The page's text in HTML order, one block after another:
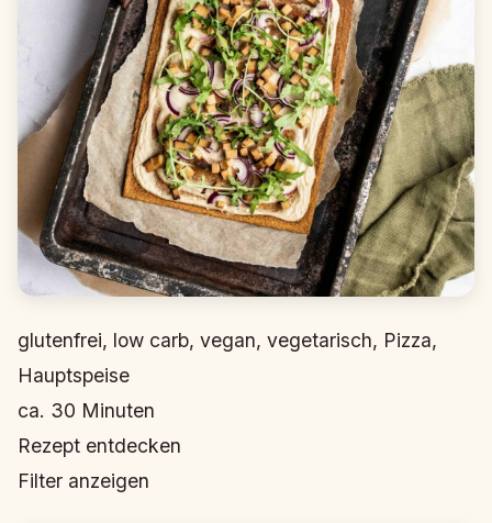
glutenfrei, low carb, vegan, vegetarisch, Pizza,
Hauptspeise
ca. 30 Minuten
Rezept entdecken
Filter anzeigen